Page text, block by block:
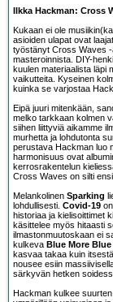
Ilkka Hackman: Cross
Kukaan ei ole
asioiden ulapat ovat
työstänyt Cross Waves
masteroinnista. DIY-
kuulen materiaalista läpi
vaikutteita. Kyseinen
kuinka se varjostaa
Eipä juuri mitenkään,
melko tarkkaan kolmen
siihen liittyviä aikamme
murhetta ja lohdutonta
perustava Hackman luo
harmonisuus ovat
kerrosrakentelun
Cross Waves on silti
Melankolinen Sparking
lohdullisesti. Covid-19
historiaa ja kielisoittimet
käsittelee myös hitaasti
ilmastonmuutoskaan ei
kulkeva Blue More Blue
kasvaa takaa kuin
nousee esiin
särkyvän hetken
Hackman kulkee